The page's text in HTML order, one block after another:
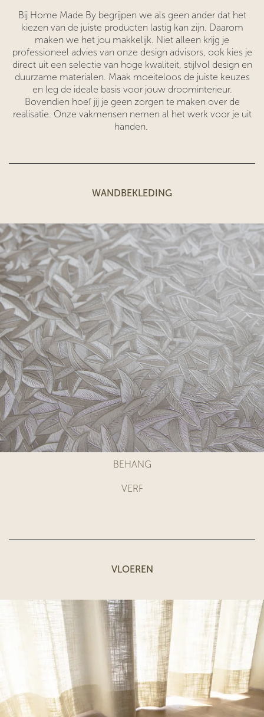
Bij Home Made By begrijpen we als geen ander dat het
kiezen van de juiste producten lastig kan zijn. Daarom
maken we het jou makkelijk. Niet alleen krijg je
professioneel advies van onze design advisors, ook kies je
direct uit een selectie van hoge kwaliteit, stijlvol design en
duurzame materialen. Maak moeiteloos de juiste keuzes
en leg de ideale basis voor jouw droominterieur.
Bovendien hoef jij je geen zorgen te maken over de
realisatie. Onze vakmensen nemen al het werk voor je uit
handen.
WANDBEKLEDING
BEHANG
VERF
VLOEREN